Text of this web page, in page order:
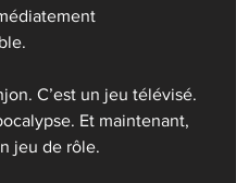
C’est un jeu télévisé.
Et maintenant,
jeu de rôle.